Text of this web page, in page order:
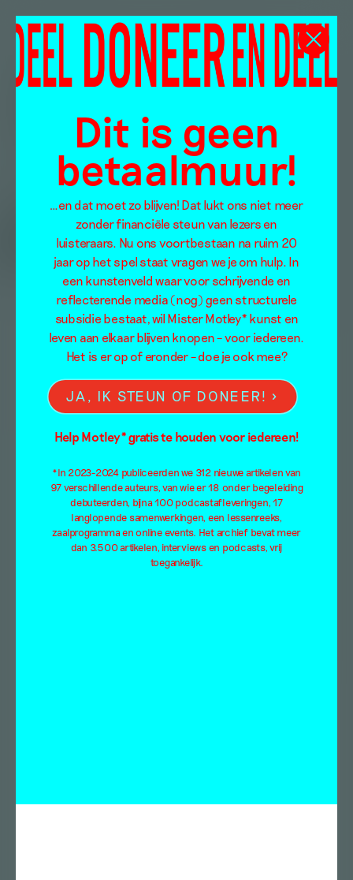
Dit is geen
betaalmuur!
…en dat moet zo blijven! Dat lukt ons niet meer
zonder financiële steun van lezers en
luisteraars. Nu ons voortbestaan na ruim 20
jaar op het spel staat vragen we je om hulp. In
een kunstenveld waar voor schrijvende en
reflecterende media (nog) geen structurele
subsidie bestaat, wil Mister Motley* kunst en
leven aan elkaar blijven knopen – voor iedereen.
Het is er op of eronder – doe je ook mee?
JA, IK STEUN OF DONEER!
Help Motley* gratis te houden voor iedereen!
*In 2023-2024 publiceerden we 312 nieuwe artikelen van
97 verschillende auteurs, van wie er 18 onder begeleiding
debuteerden, bijna 100 podcastafleveringen, 17
langlopende samenwerkingen, een lessenreeks,
zaalprogramma en online events. Het archief bevat meer
dan 3.500 artikelen, interviews en podcasts, vrij
toegankelijk.